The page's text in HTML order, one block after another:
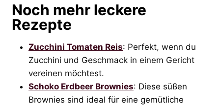
Noch mehr leckere
Rezepte
Zucchini Tomaten Reis: Perfekt, wenn du
Zucchini und Geschmack in einem Gericht
vereinen möchtest.
Schoko Erdbeer Brownies: Diese süßen
Brownies sind ideal für eine gemütliche